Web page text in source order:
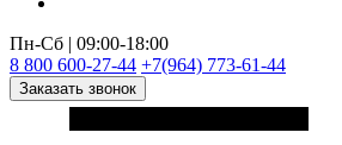
Пн-Сб | 09:00-18:00
8 800 600-27-44 +7(964) 773-61-44
Заказать звонок